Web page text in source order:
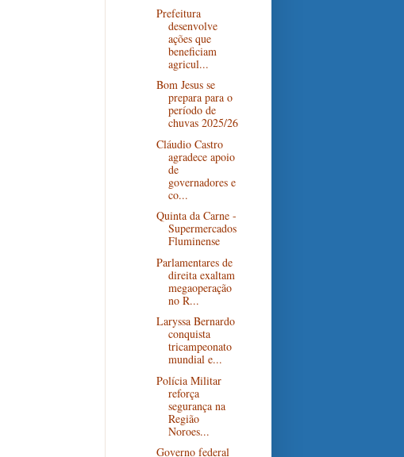
Prefeitura
desenvolve
ações que
beneficiam
agricul...
Bom Jesus se
prepara para o
período de
chuvas 2025/26
Cláudio Castro
agradece apoio
de
governadores e
co...
Quinta da Carne -
Supermercados
Fluminense
Parlamentares de
direita exaltam
megaoperação
no R...
Laryssa Bernardo
conquista
tricampeonato
mundial e...
Polícia Militar
reforça
segurança na
Região
Noroes...
Governo federal